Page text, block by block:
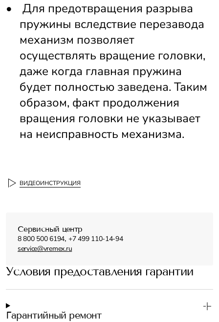
Для предотвращения разрыва
пружины вследствие перезавода
механизм позволяет
осуществлять вращение головки,
даже когда главная пружина
будет полностью заведена. Таким
образом, факт продолжения
вращения головки не указывает
на неисправность механизма.
ВИДЕОИНСТРУКЦИЯ
Сервисный центр
8 800 500 6194,+7 499 110-14-94
service@vremex.ru
Условия предоставления гарантии
Гарантийный ремонт